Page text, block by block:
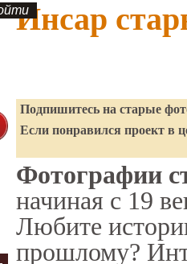
Инсар
Подпишитесь на старые
Если понравился проект в
Фотографии
начиная с 19
Любите
прошлому?